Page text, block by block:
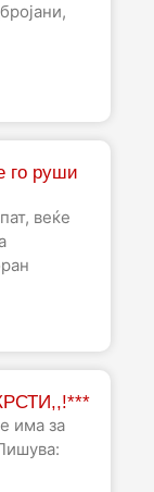
го руши
веќе
има за